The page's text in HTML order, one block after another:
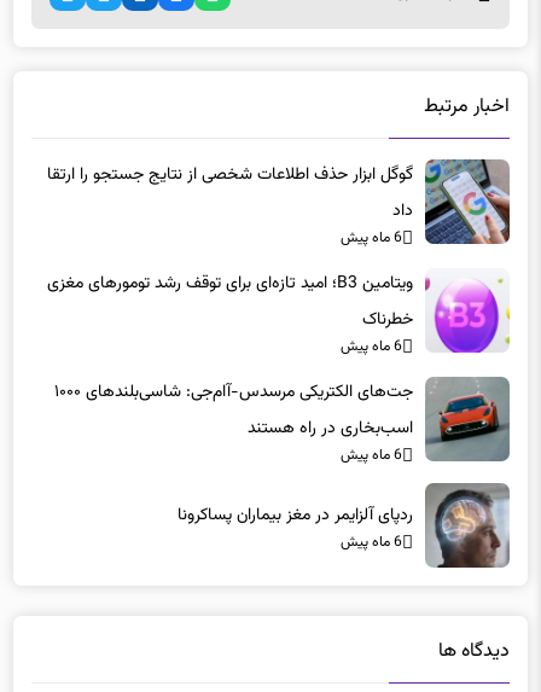
اخبار مرتبط
گوگل ابزار حذف اطلاعات شخصی از نتایج جستجو را ارتقا
داد
6 ماه پیش
ویتامین B3؛ امید تازه‌ای برای توقف رشد تومورهای مغزی
خطرناک
6 ماه پیش
جت‌های الکتریکی مرسدس-آام‌جی: شاسی‌بلندهای ۱۰۰۰
اسب‌بخاری در راه هستند
6 ماه پیش
ردپای آلزایمر در مغز بیماران پساکرونا
6 ماه پیش
دیدگاه ها